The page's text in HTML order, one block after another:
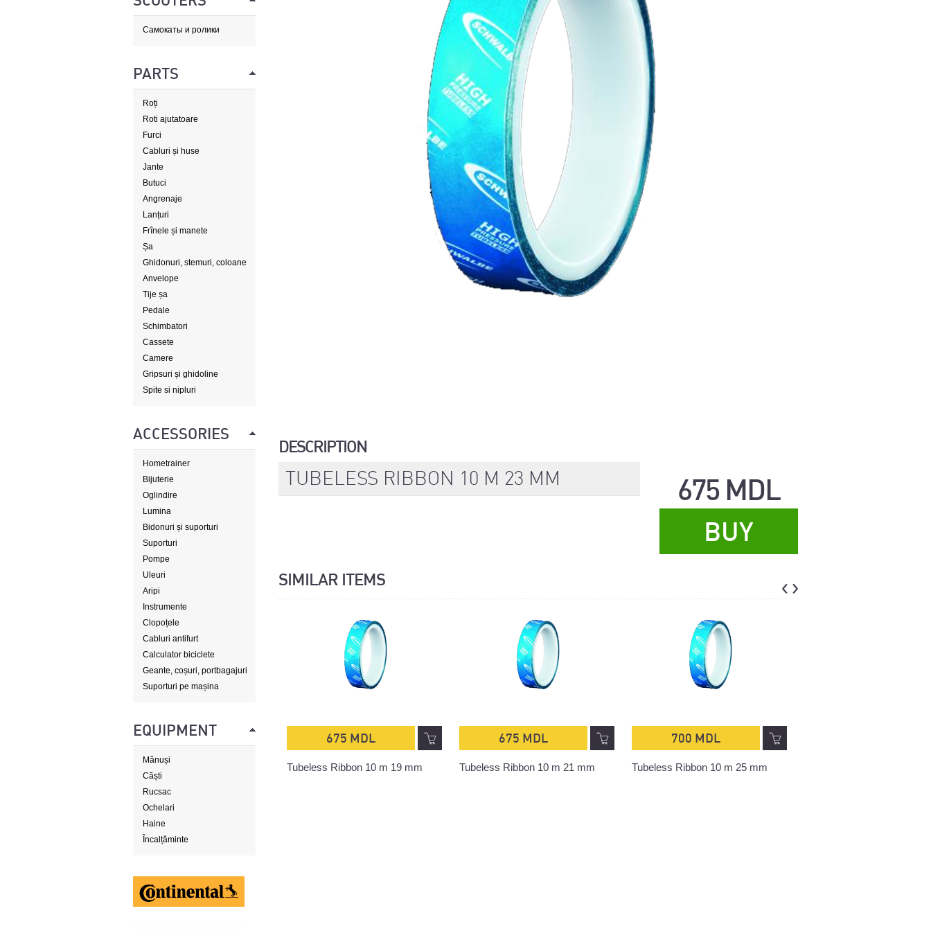
Самокаты и ролики
PARTS
Roți
Roti ajutatoare
Furci
Cabluri și huse
Jante
Butuci
Angrenaje
Lanțuri
Frînele și manete
Șa
Ghidonuri, stemuri, coloane
de direcție
Anvelope
Tije șa
Pedale
Schimbatori
Cassete
Camere
Gripsuri și ghidoline
Spite si nipluri
ACCESSORIES
Hometrainer
Bijuterie
Oglindire
Lumina
Bidonuri și suporturi
Suporturi
Pompe
Uleuri
Aripi
Instrumente
Clopoțele
Cabluri antifurt
Calculator biciclete
Geante, coșuri, portbagajuri
Suporturi pe mașina
EQUIPMENT
Mănuși
Căști
Rucsac
Ochelari
Haine
Încalțăminte
DESCRIPTION
TUBELESS RIBBON 10 M 23 MM 675 MDL
BUY
SIMILAR ITEMS
675 MDL
Tubeless Ribbon 10 m 19 mm
675 MDL
Tubeless Ribbon 10 m 21 mm
700 MDL
Tubeless Ribbon 10 m 25 mm